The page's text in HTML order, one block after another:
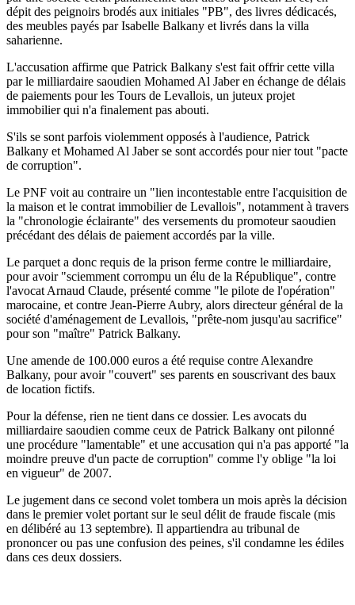
dépit des peignoirs brodés aux initiales "PB", des livres dédicacés,
des meubles payés par Isabelle Balkany et livrés dans la villa
saharienne.
L'accusation affirme que Patrick Balkany s'est fait offrir cette villa
par le milliardaire saoudien Mohamed Al Jaber en échange de délais
de paiements pour les Tours de Levallois, un juteux projet
immobilier qui n'a finalement pas abouti.
S'ils se sont parfois violemment opposés à l'audience, Patrick
Balkany et Mohamed Al Jaber se sont accordés pour nier tout "pacte
de corruption".
Le PNF voit au contraire un "lien incontestable entre l'acquisition de
la maison et le contrat immobilier de Levallois", notamment à travers
la "chronologie éclairante" des versements du promoteur saoudien
précédant des délais de paiement accordés par la ville.
Le parquet a donc requis de la prison ferme contre le milliardaire,
pour avoir "sciemment corrompu un élu de la République", contre
l'avocat Arnaud Claude, présenté comme "le pilote de l'opération"
marocaine, et contre Jean-Pierre Aubry, alors directeur général de la
société d'aménagement de Levallois, "prête-nom jusqu'au sacrifice"
pour son "maître" Patrick Balkany.
Une amende de 100.000 euros a été requise contre Alexandre
Balkany, pour avoir "couvert" ses parents en souscrivant des baux
de location fictifs.
Pour la défense, rien ne tient dans ce dossier. Les avocats du
milliardaire saoudien comme ceux de Patrick Balkany ont pilonné
une procédure "lamentable" et une accusation qui n'a pas apporté "la
moindre preuve d'un pacte de corruption" comme l'y oblige "la loi
en vigueur" de 2007.
Le jugement dans ce second volet tombera un mois après la décision
dans le premier volet portant sur le seul délit de fraude fiscale (mis
en délibéré au 13 septembre). Il appartiendra au tribunal de
prononcer ou pas une confusion des peines, s'il condamne les édiles
dans ces deux dossiers.